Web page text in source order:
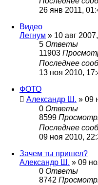
26 янв 2011,
Видео
Легнум » 10 авг
5 Ответы
11903
Последнее
13 ноя 2010,
ФОТО
Александр Ш. » 09
0 Ответы
8599
Последнее
09 ноя 2010,
Зачем ты пришел?
Александр Ш. » 09
0 Ответы
8742